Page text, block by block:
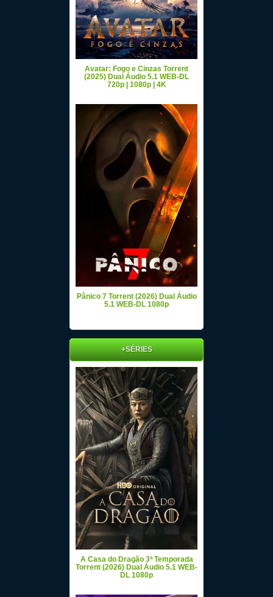
Avatar: Fogo e Cinzas Torrent
(2025) Dual Áudio 5.1 WEB-DL
720p | 1080p | 4K
Pânico 7 Torrent (2026) Dual Áudio
5.1 WEB-DL 1080p
+SÉRIES
A Casa do Dragão 3ª Temporada
Torrent (2026) Dual Áudio 5.1 WEB-
DL 1080p